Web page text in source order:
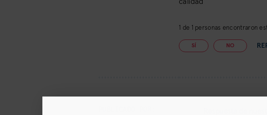
1 de 1 personas encontraron
SÍ NO